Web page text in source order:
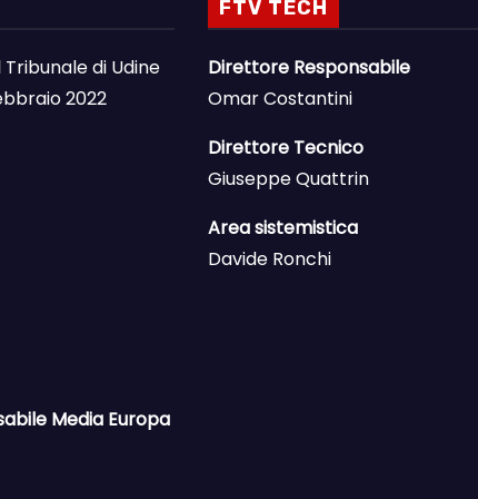
di Udine
2022
Media Europa
FTV TECH
Direttore Responsabile
Omar Costantini
Direttore Tecnico
Giuseppe Quattrin
Area sistemistica
Davide Ronchi